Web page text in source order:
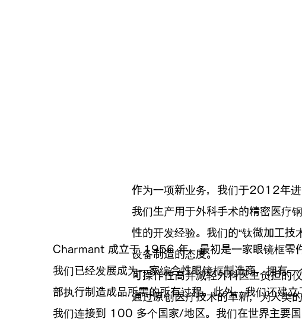
Charmant 成立于 1956 年，最初是一家眼镜框零
我们已经发展成为一家综合性眼镜框制造商，拥有
部执行制造成品所需的所有过程。此外，我们还建
我们连接到 100 多个国家/地区。我们在世界主要
作为一项新业务，我们于2012年进
我们生产用于外科手术的精密医疗
性的开发经验。我们的“钛微加工
设备制造的态度。
可操作性高并减轻外科医生负担的
通过原创医疗技术的革新，为人类